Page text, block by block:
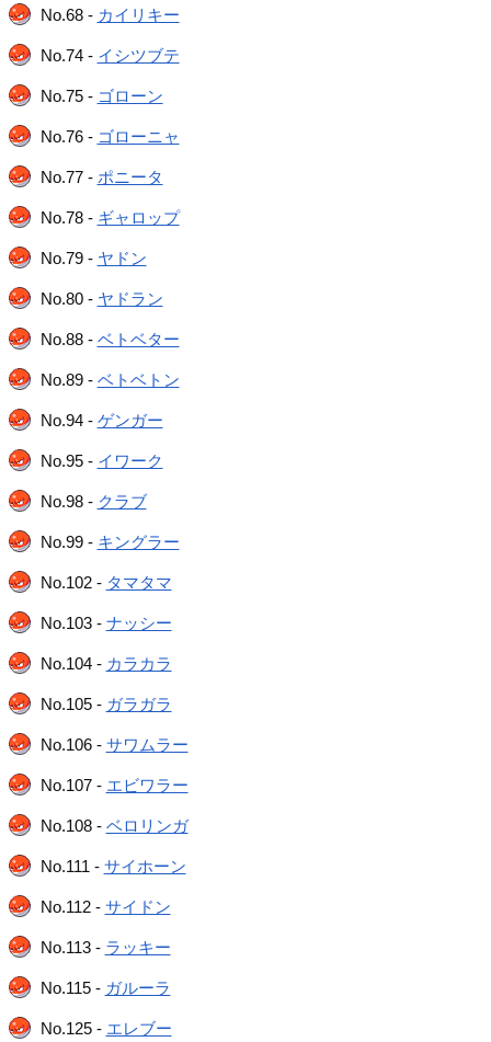
No.68 - カイリキー
No.74 - イシツブテ
No.75 - ゴローン
No.76 - ゴローニャ
No.77 - ポニータ
No.78 - ギャロップ
No.79 - ヤドン
No.80 - ヤドラン
No.88 - ベトベター
No.89 - ベトベトン
No.94 - ゲンガー
No.95 - イワーク
No.98 - クラブ
No.99 - キングラー
No.102 - タマタマ
No.103 - ナッシー
No.104 - カラカラ
No.105 - ガラガラ
No.106 - サワムラー
No.107 - エビワラー
No.108 - ベロリンガ
No.111 - サイホーン
No.112 - サイドン
No.113 - ラッキー
No.115 - ガルーラ
No.125 - エレブー